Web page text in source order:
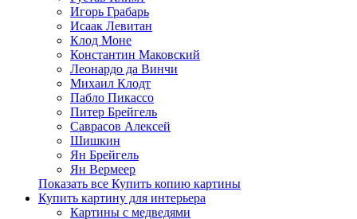
Игорь Грабарь
Исаак Левитан
Клод Моне
Константин Маковский
Леонардо да Винчи
Михаил Клодт
Пабло Пикассо
Питер Брейгель
Саврасов Алексей
Шишкин
Ян Брейгель
Ян Вермеер
Показать все Купить копию картины
Купить картину для интерьера
Картины с медведями